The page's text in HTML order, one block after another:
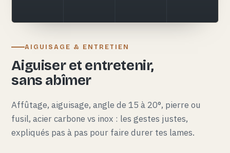
AIGUISAGE & ENTRETIEN
Aiguiser et entretenir,
sans abîmer
Affûtage, aiguisage, angle de 15 à 20°, pierre ou
fusil, acier carbone vs inox : les gestes justes,
expliqués pas à pas pour faire durer tes lames.